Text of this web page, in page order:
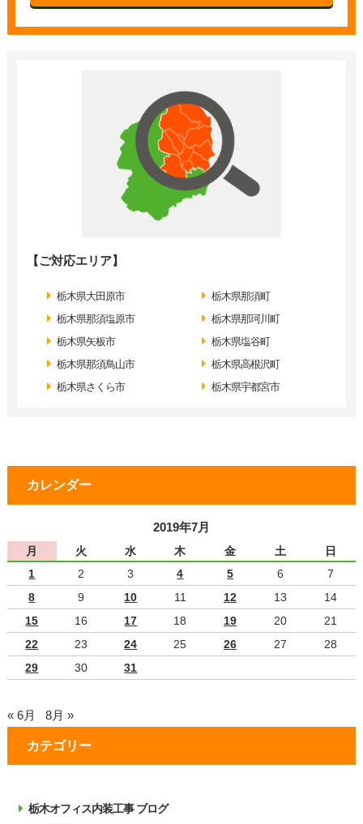
【ご対応エリア】
栃木県大田原市
栃木県那須塩原市
栃木県矢板市
栃木県那須鳥山市
栃木県さくら市
栃木県那須町
栃木県那珂川町
栃木県塩谷町
栃木県高根沢町
栃木県宇都宮市
カレンダー
2019年7月
月 火 水 木 金 土
日
1
2 3 4 5 6
7
8
9 10 11 12 13
14
15
16 17 18 19 20
21
22
23 24 25 26 27
28
29
30 31
« 6月 8月 »
カテゴリー
栃木オフィス内装工事 ブログ